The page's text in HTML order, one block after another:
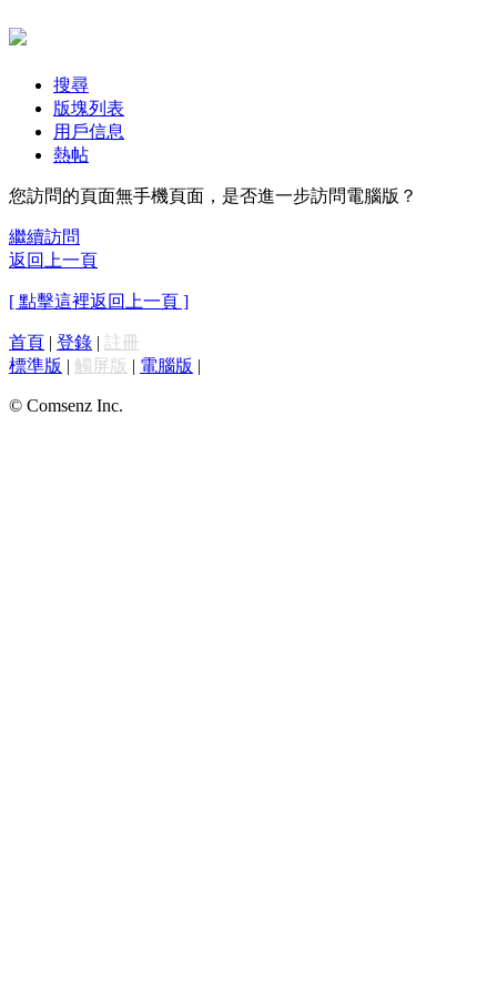
搜尋
版塊列表
用戶信息
熱帖
您訪問的頁面無手機頁面，是否進一步訪問電腦版？
繼續訪問
返回上一頁
[ 點擊這裡返回上一頁 ]
首頁 | 登錄 | 註冊
標準版 | 觸屏版 | 電腦版 |
© Comsenz Inc.